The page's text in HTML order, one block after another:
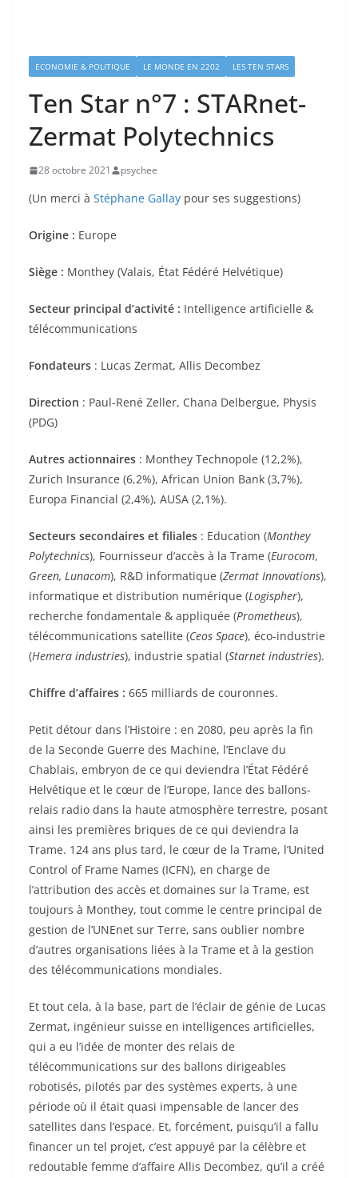
ECONOMIE & POLITIQUE LE MONDE EN 2202 LES TEN STARS
Ten Star n°7 : STARnet-
Zermat Polytechnics
28 octobre 2021 psychee
(Un merci à Stéphane Gallay pour ses suggestions)
Origine : Europe
Siège : Monthey (Valais, État Fédéré Helvétique)
Secteur principal d’activité : Intelligence artificielle &
télécommunications
Fondateurs : Lucas Zermat, Allis Decombez
Direction : Paul-René Zeller, Chana Delbergue, Physis
(PDG)
Autres actionnaires : Monthey Technopole (12,2%),
Zurich Insurance (6,2%), African Union Bank (3,7%),
Europa Financial (2,4%), AUSA (2,1%).
Secteurs secondaires et filiales : Education (Monthey
Polytechnics), Fournisseur d’accès à la Trame (Eurocom,
Green, Lunacom), R&D informatique (Zermat Innovations),
informatique et distribution numérique (Logispher),
recherche fondamentale & appliquée (Prometheus),
télécommunications satellite (Ceos Space), éco-industrie
(Hemera industries), industrie spatial (Starnet industries).
Chiffre d’affaires : 665 milliards de couronnes.
Petit détour dans l’Histoire : en 2080, peu après la fin
de la Seconde Guerre des Machine, l’Enclave du
Chablais, embryon de ce qui deviendra l’État Fédéré
Helvétique et le cœur de l’Europe, lance des ballons-
relais radio dans la haute atmosphère terrestre, posant
ainsi les premières briques de ce qui deviendra la
Trame. 124 ans plus tard, le cœur de la Trame, l’United
Control of Frame Names (ICFN), en charge de
l’attribution des accès et domaines sur la Trame, est
toujours à Monthey, tout comme le centre principal de
gestion de l’UNEnet sur Terre, sans oublier nombre
d’autres organisations liées à la Trame et à la gestion
des télécommunications mondiales.
Et tout cela, à la base, part de l’éclair de génie de Lucas
Zermat, ingénieur suisse en intelligences artificielles,
qui a eu l’idée de monter des relais de
télécommunications sur des ballons dirigeables
robotisés, pilotés par des systèmes experts, à une
période où il était quasi impensable de lancer des
satellites dans l’espace. Et, forcément, puisqu’il a fallu
financer un tel projet, c’est appuyé par la célèbre et
redoutable femme d’affaire Allis Decombez, qu’il a créé